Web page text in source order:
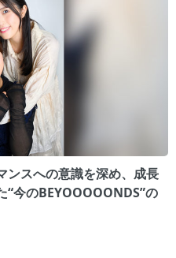
ンスへの意識を深め、成長
今のBEYOOOOONDS”の